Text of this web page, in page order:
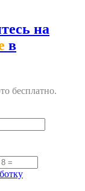
на
в
бесплатно.